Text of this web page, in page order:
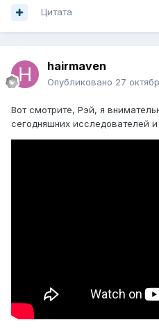
Цитата
hairmaven
Опубликовано 27
Вот смотрите, Рэй, я
сегодняшних исследователей